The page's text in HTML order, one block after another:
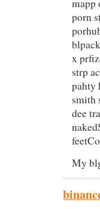
mapp
porn
x
strp
pahty
smith
dee
My